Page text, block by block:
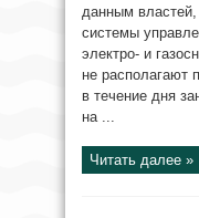
данным властей,
системы
электро- и
не располагают
в течение дня
на ...
Читать далее »